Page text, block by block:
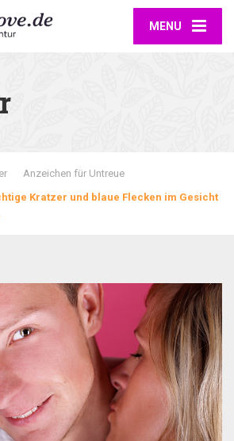
MENU
Anzeichen für Untreue
Kratzer und blaue Flecken im Gesicht